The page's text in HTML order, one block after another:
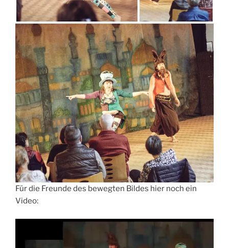
Für die Freunde des bewegten Bildes hier noch ein
Video: